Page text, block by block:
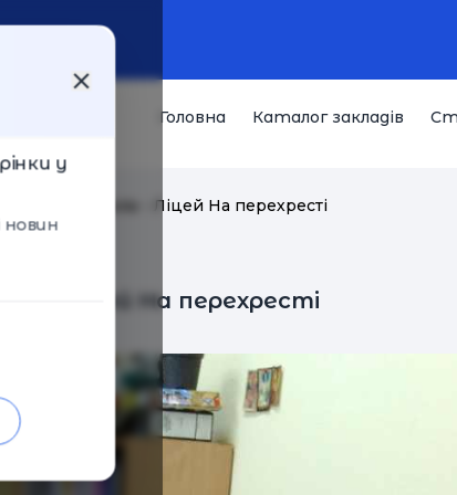
Головна Каталог закладів
приватна школа - Ліцей На перехресті
- Ліцей На перехресті
у
новин